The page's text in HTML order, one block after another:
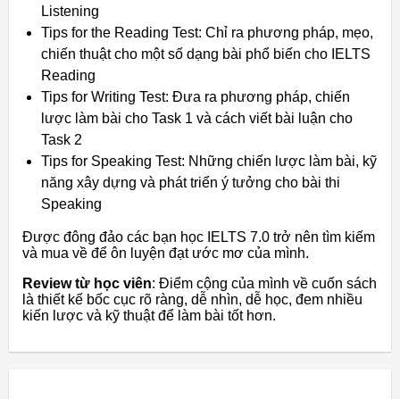
Listening
Tips for the Reading Test: Chỉ ra phương pháp, mẹo,
chiến thuật cho một số dạng bài phổ biến cho IELTS
Reading
Tips for Writing Test: Đưa ra phương pháp, chiến
lược làm bài cho Task 1 và cách viết bài luận cho
Task 2
Tips for Speaking Test: Những chiến lược làm bài, kỹ
năng xây dựng và phát triển ý tưởng cho bài thi
Speaking
Được đông đảo các bạn học IELTS 7.0 trở nên tìm kiếm
và mua về để ôn luyện đạt ước mơ của mình.
Review từ học viên: Điểm cộng của mình về cuốn sách
là thiết kế bốc cục rõ ràng, dễ nhìn, dễ học, đem nhiều
kiến lược và kỹ thuật để làm bài tốt hơn.